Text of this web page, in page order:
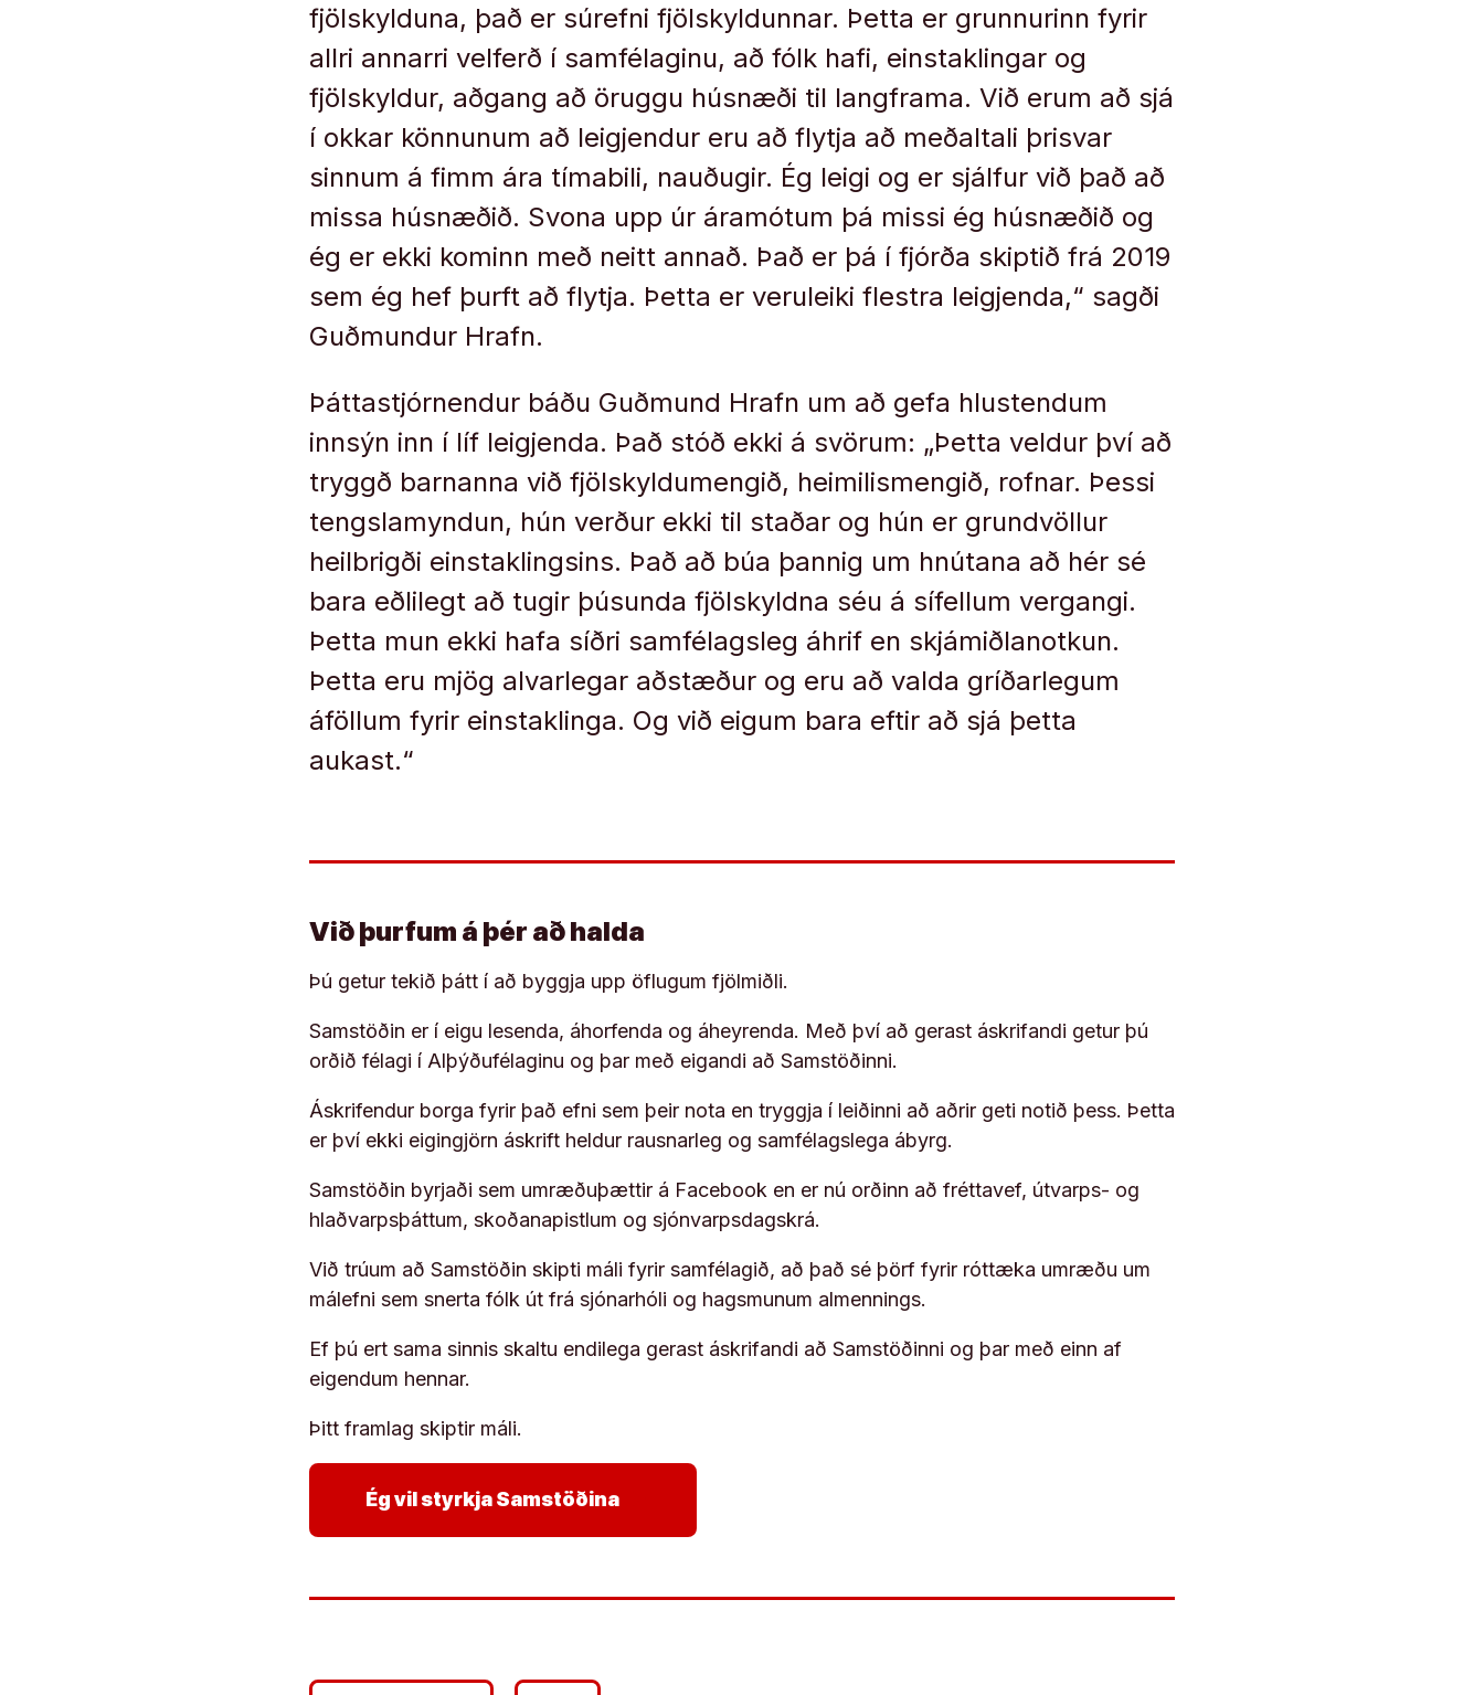
fjölskylduna, það er súrefni fjölskyldunnar. Þetta er grunnurinn fyrir
allri annarri velferð í samfélaginu, að fólk hafi, einstaklingar og
fjölskyldur, aðgang að öruggu húsnæði til langframa. Við erum að sjá
í okkar könnunum að leigjendur eru að flytja að meðaltali þrisvar
sinnum á fimm ára tímabili, nauðugir. Ég leigi og er sjálfur við það að
missa húsnæðið. Svona upp úr áramótum þá missi ég húsnæðið og
ég er ekki kominn með neitt annað. Það er þá í fjórða skiptið frá 2019
sem ég hef þurft að flytja. Þetta er veruleiki flestra leigjenda,“ sagði
Guðmundur Hrafn.
Þáttastjórnendur báðu Guðmund Hrafn um að gefa hlustendum
innsýn inn í líf leigjenda. Það stóð ekki á svörum: „Þetta veldur því að
tryggð barnanna við fjölskyldumengið, heimilismengið, rofnar. Þessi
tengslamyndun, hún verður ekki til staðar og hún er grundvöllur
heilbrigði einstaklingsins. Það að búa þannig um hnútana að hér sé
bara eðlilegt að tugir þúsunda fjölskyldna séu á sífellum vergangi.
Þetta mun ekki hafa síðri samfélagsleg áhrif en skjámiðlanotkun.
Þetta eru mjög alvarlegar aðstæður og eru að valda gríðarlegum
áföllum fyrir einstaklinga. Og við eigum bara eftir að sjá þetta
aukast.“
Við þurfum á þér að halda
Þú getur tekið þátt í að byggja upp öflugum fjölmiðli.
Samstöðin er í eigu lesenda, áhorfenda og áheyrenda. Með því að gerast áskrifandi getur þú
orðið félagi í Alþýðufélaginu og þar með eigandi að Samstöðinni.
Áskrifendur borga fyrir það efni sem þeir nota en tryggja í leiðinni að aðrir geti notið þess. Þetta
er því ekki eigingjörn áskrift heldur rausnarleg og samfélagslega ábyrg.
Samstöðin byrjaði sem umræðuþættir á Facebook en er nú orðinn að fréttavef, útvarps- og
hlaðvarpsþáttum, skoðanapistlum og sjónvarpsdagskrá.
Við trúum að Samstöðin skipti máli fyrir samfélagið, að það sé þörf fyrir róttæka umræðu um
málefni sem snerta fólk út frá sjónarhóli og hagsmunum almennings.
Ef þú ert sama sinnis skaltu endilega gerast áskrifandi að Samstöðinni og þar með einn af
eigendum hennar.
Þitt framlag skiptir máli.
Ég vil styrkja Samstöðina